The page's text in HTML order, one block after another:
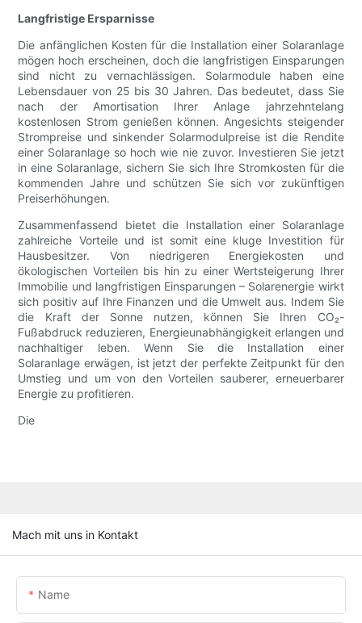
Langfristige Ersparnisse
Die anfänglichen Kosten für die Installation einer Solaranlage
mögen hoch erscheinen, doch die langfristigen Einsparungen
sind nicht zu vernachlässigen. Solarmodule haben eine
Lebensdauer von 25 bis 30 Jahren. Das bedeutet, dass Sie
nach der Amortisation Ihrer Anlage jahrzehntelang
kostenlosen Strom genießen können. Angesichts steigender
Strompreise und sinkender Solarmodulpreise ist die Rendite
einer Solaranlage so hoch wie nie zuvor. Investieren Sie jetzt
in eine Solaranlage, sichern Sie sich Ihre Stromkosten für die
kommenden Jahre und schützen Sie sich vor zukünftigen
Preiserhöhungen.
Zusammenfassend bietet die Installation einer Solaranlage
zahlreiche Vorteile und ist somit eine kluge Investition für
Hausbesitzer. Von niedrigeren Energiekosten und
ökologischen Vorteilen bis hin zu einer Wertsteigerung Ihrer
Immobilie und langfristigen Einsparungen – Solarenergie wirkt
sich positiv auf Ihre Finanzen und die Umwelt aus. Indem Sie
die Kraft der Sonne nutzen, können Sie Ihren CO₂-
Fußabdruck reduzieren, Energieunabhängigkeit erlangen und
nachhaltiger leben. Wenn Sie die Installation einer
Solaranlage erwägen, ist jetzt der perfekte Zeitpunkt für den
Umstieg und um von den Vorteilen sauberer, erneuerbarer
Energie zu profitieren.
Die
Mach mit uns in Kontakt
Name